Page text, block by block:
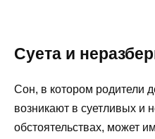
Суета и
Сон, в котором родители
возникают в суетливых и
обстоятельствах, может